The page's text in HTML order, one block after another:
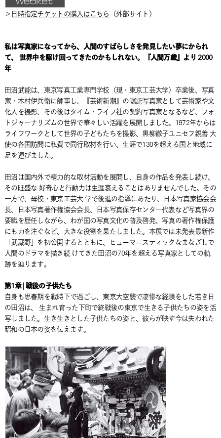
＞ 日時指定チケットの購入はこちら （外部サイト）
私は写真家になってから、人間のすばらしさを発見したい夢にかられ
て、 世界中を駆け回ってきたのかもしれない。『人間万歳』より 2000
年
田沼武能は、東京写真工業専門学校（現・東京工芸大学）卒業後、写真
家・木村伊兵衛に師事し、『芸術新潮』の嘱託写真家として芸術家や文
化人を撮影、その後はタイム・ライフ社の契約写真家となるなど、フォ
トジャーナリズムの世界で華々しい活躍を展開しました。1972年からは
ライフワークとして世界の子どもたちを撮影、黒柳徹子ユニセフ親善 大
使の各国訪問に私費で同行取材を行い、生涯で130を超える国と地域に
足を運びました。
田沼は国内外で精力的な取材活動を展開し、自身の作品を発表し続け、
その旺盛な 好奇心と行動力は生涯衰えることはありませんでした。その
一方で、母校・東京工芸大 学で後進の指導にあたり、日本写真家協会会
長、日本写真著作権協会会長、日本写真保存センター代表など写真界の
要職を歴任しながら、わが国の写真文化の普及啓発、写真の著作権保護
にも力を注ぐなど、大きな役割を果たしました。本展では未発表最新作
「武蔵野」を初公開するとともに、ヒューマニスティックなまなざしで
人間のドラマを描き続 けてきた田沼の70年を超える写真家としての軌
跡を辿ります。
第1章 | 戦後の子供たち
自身も思春期を戦時下で過ごし、東京大空襲で凄惨な経験をした若き日
の田沼は、 生まれ育った下町で終戦後の東京で生きる子供たちの姿を活
写しました。生き生きとした子供たちの姿と、彼らが映す今は失われた
昭和の日本の姿を伝えます。